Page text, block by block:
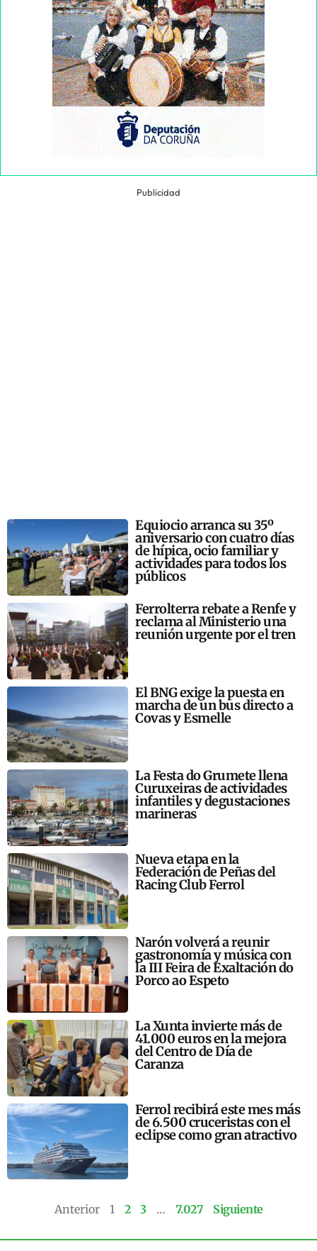
Publicidad
Equiocio arranca su 35º
aniversario con cuatro días
de hípica, ocio familiar y
actividades para todos los
públicos
Ferrolterra rebate a Renfe y
reclama al Ministerio una
reunión urgente por el tren
El BNG exige la puesta en
marcha de un bus directo a
Covas y Esmelle
La Festa do Grumete llena
Curuxeiras de actividades
infantiles y degustaciones
marineras
Nueva etapa en la
Federación de Peñas del
Racing Club Ferrol
Narón volverá a reunir
gastronomía y música con
la III Feira de Exaltación do
Porco ao Espeto
La Xunta invierte más de
41.000 euros en la mejora
del Centro de Día de
Caranza
Ferrol recibirá este mes más
de 6.500 cruceristas con el
eclipse como gran atractivo
Anterior 1 2 3 … 7.027 Siguiente